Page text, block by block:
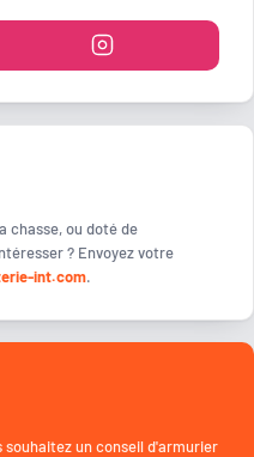
chasse, ou doté de
? Envoyez votre
int.com.
souhaitez un conseil d'armurier